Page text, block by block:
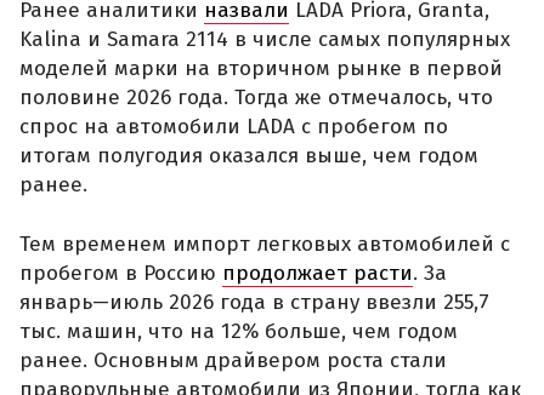
Ранее аналитики назвали LADA Priora, Granta,
Kalina и Samara 2114 в числе самых популярных
моделей марки на вторичном рынке в первой
половине 2026 года. Тогда же отмечалось, что
спрос на автомобили LADA с пробегом по
итогам полугодия оказался выше, чем годом
ранее.
Тем временем импорт легковых автомобилей с
пробегом в Россию продолжает расти. За
январь—июль 2026 года в страну ввезли 255,7
тыс. машин, что на 12% больше, чем годом
ранее. Основным драйвером роста стали
праворульные автомобили из Японии, тогда как